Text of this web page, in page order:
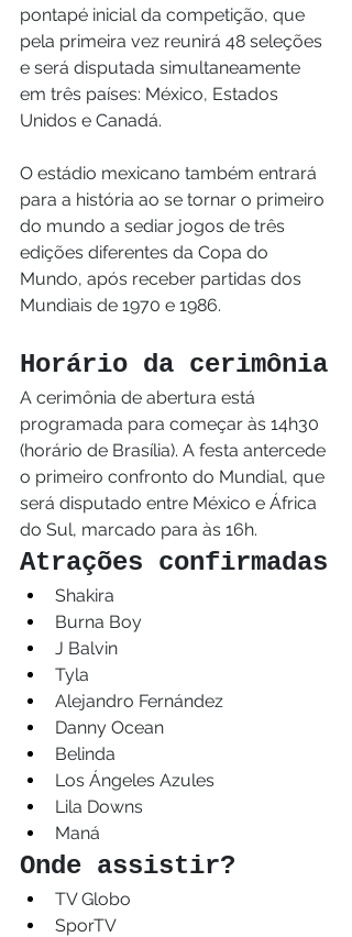
pontapé inicial da competição, que
pela primeira vez reunirá 48 seleções
e será disputada simultaneamente
em três países: México, Estados
Unidos e Canadá.
O estádio mexicano também entrará
para a história ao se tornar o primeiro
do mundo a sediar jogos de três
edições diferentes da Copa do
Mundo, após receber partidas dos
Mundiais de 1970 e 1986.
Horário da cerimônia
A cerimônia de abertura está
programada para começar às 14h30
(horário de Brasília). A festa antercede
o primeiro confronto do Mundial, que
será disputado entre México e África
do Sul, marcado para às 16h.
Atrações confirmadas
Shakira
Burna Boy
J Balvin
Tyla
Alejandro Fernández
Danny Ocean
Belinda
Los Ángeles Azules
Lila Downs
Maná
Onde assistir?
TV Globo
SporTV